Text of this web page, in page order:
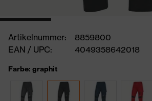
Artikelnummer:
8859800
EAN / UPC:
4049358642018
Farbe: graphit